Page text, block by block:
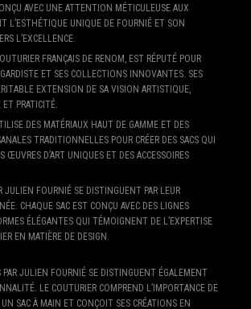
AVEC UNE ATTENTION MÉTICULEUSE AUX
L’ESTHÉTIQUE UNIQUE DE FOURNIÉ ET SON
L’EXCELLENCE.
FRANÇAIS DE RENOM, EST RÉPUTÉ POUR
ET SES COLLECTIONS INNOVANTES. SES
EXTENSION DE SA VISION ARTISTIQUE,
PRATICITÉ.
DES MATÉRIAUX HAUT DE GAMME ET DES
TRADITIONNELLES POUR CRÉER DES SACS QUI
ŒUVRES D’ART UNIQUES ET DES ACCESSOIRES
JULIEN FOURNIÉ SE DISTINGUENT PAR LEUR
CHAQUE SAC EST CONÇU AVEC DES LIGNES
ÉLÉGANTES QUI TÉMOIGNENT DE L’EXPERTISE
EN MATIÈRE DE DESIGN.
PAR JULIEN FOURNIÉ SE DISTINGUENT ÉGALEMENT
LE COUTURIER COMPREND L’IMPORTANCE DE
SAC À MAIN ET CONÇOIT SES CRÉATIONS EN